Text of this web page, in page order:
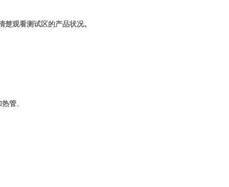
楚观看测试区的产品状况。
热管。